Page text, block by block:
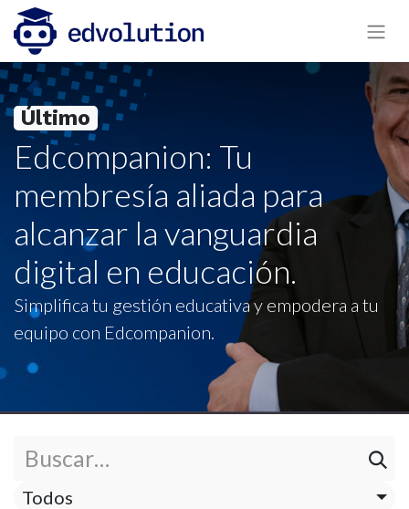
Último
Edcompanion: Tu
membresía aliada para
alcanzar la vanguardia
digital en educación.
Simplifica tu gestión educativa y empodera a tu
equipo con Edcompanion.
Todos